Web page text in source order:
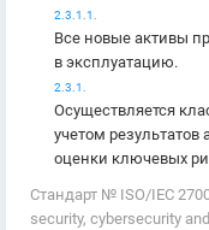
2.3.1.1.
Все новые активы
в эксплуатацию.
2.3.1.
Осуществляется
учетом
оценки ключевых
Стандарт № ISO/IEC
security, cybersecurity